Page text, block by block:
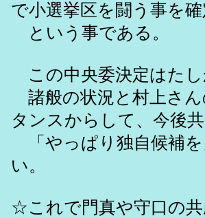
で小選挙区を闘う事を確
という事である。
この中央委決定はたし
諸般の状況と村上さ
タンスからして、今後
「やっぱり独自候補
い。
☆これで門真や守口の